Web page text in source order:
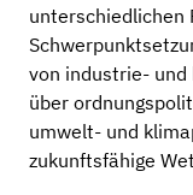
unterschiedlichen
von industrie-
über
umwelt- und
zukunftsfähige